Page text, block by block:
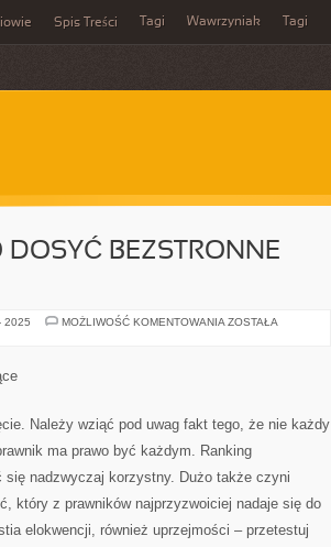
Spis Treści Tagi Wawrzyniak Tagi
BEZSTRONNE
2025 MOŻLIWOŚĆ KOMENTOWANIA SPRAWA
ZOSTAŁA
Należy wziąć pod uwag fakt tego, że nie każdy
ma prawo być każdym. Ranking
nadzwyczaj korzystny. Dużo także czyni
który z prawników najprzyzwoiciej nadaje się do
elokwencji, również uprzejmości – przetestuj